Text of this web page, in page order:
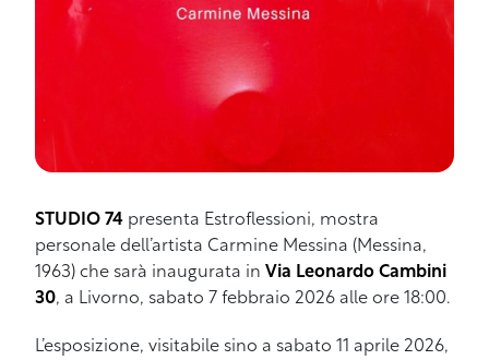
STUDIO 74 presenta Estroflessioni, mostra
personale dell’artista Carmine Messina (Messina,
1963) che sarà inaugurata in Via Leonardo Cambini
30, a Livorno, sabato 7 febbraio 2026 alle ore 18:00.
L’esposizione, visitabile sino a sabato 11 aprile 2026,